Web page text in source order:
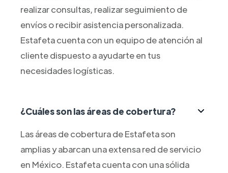
realizar consultas, realizar seguimiento de
envíos o recibir asistencia personalizada.
Estafeta cuenta con un equipo de atención al
cliente dispuesto a ayudarte en tus
necesidades logísticas.
¿Cuáles son las áreas de cobertura?
Las áreas de cobertura de Estafeta son
amplias y abarcan una extensa red de servicio
en México. Estafeta cuenta con una sólida